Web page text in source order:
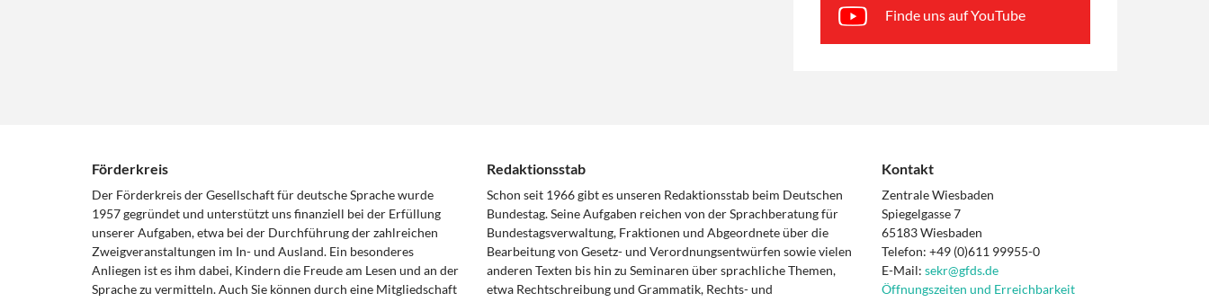
Finde uns auf YouTube
Förderkreis
Der Förderkreis der Gesellschaft für deutsche Sprache wurde
1957 gegründet und unterstützt uns finanziell bei der Erfüllung
unserer Aufgaben, etwa bei der Durchführung der zahlreichen
Zweigveranstaltungen im In- und Ausland. Ein besonderes
Anliegen ist es ihm dabei, Kindern die Freude am Lesen und an der
Sprache zu vermitteln. Auch Sie können durch eine Mitgliedschaft
Redaktionsstab
Schon seit 1966 gibt es unseren Redaktionsstab beim Deutschen
Bundestag. Seine Aufgaben reichen von der Sprachberatung für
Bundestagsverwaltung, Fraktionen und Abgeordnete über die
Bearbeitung von Gesetz- und Verordnungsentwürfen sowie vielen
anderen Texten bis hin zu Seminaren über sprachliche Themen,
etwa Rechtschreibung und Grammatik, Rechts- und
Kontakt
Zentrale Wiesbaden
Spiegelgasse 7
65183 Wiesbaden
Telefon: +49 (0)611 99955-0
E-Mail: sekr@gfds.de
Öffnungszeiten und Erreichbarkeit